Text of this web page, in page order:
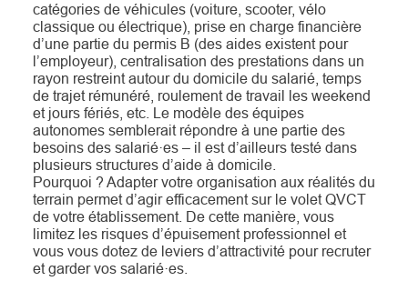
catégories de véhicules (voiture, scooter, vélo
classique ou électrique), prise en charge financière
d’une partie du permis B (des aides existent pour
l’employeur), centralisation des prestations dans un
rayon restreint autour du domicile du salarié, temps
de trajet rémunéré, roulement de travail les weekend
et jours fériés, etc. Le modèle des équipes
autonomes semblerait répondre à une partie des
besoins des salarié·es – il est d’ailleurs testé dans
plusieurs structures d’aide à domicile.
Pourquoi ? Adapter votre organisation aux réalités du
terrain permet d’agir efficacement sur le volet QVCT
de votre établissement. De cette manière, vous
limitez les risques d’épuisement professionnel et
vous vous dotez de leviers d’attractivité pour recruter
et garder vos salarié·es.